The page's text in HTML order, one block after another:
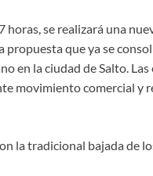
horas, se realizará una
propuesta que ya se
en la ciudad de Salto.
movimiento comercial y
la tradicional bajada de